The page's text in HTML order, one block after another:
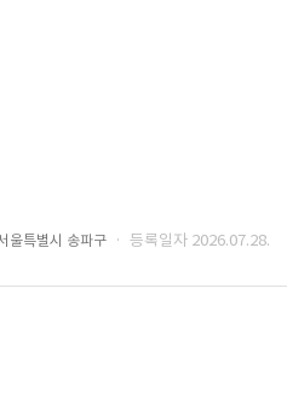
크를 기반으로 시스템을 구축
울특별시 송파구 · 등록일자 2026.07.28.